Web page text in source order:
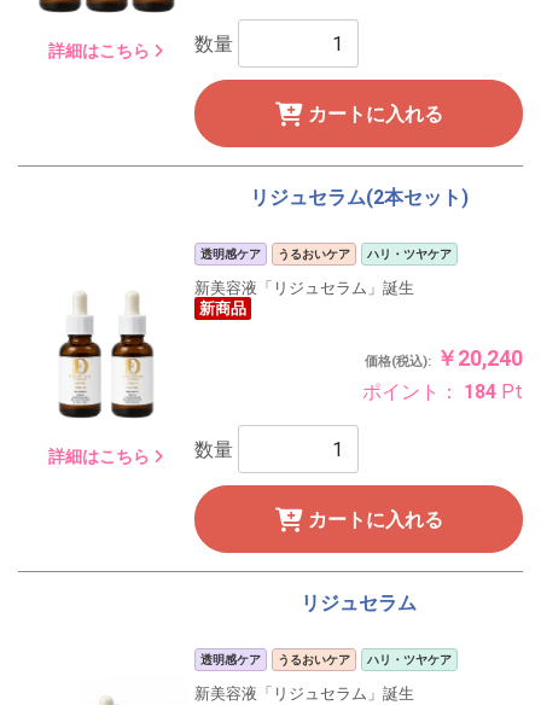
詳細はこちら 数量
カートに入れる
詳細はこちら
リジュセラム(2本セット)
透明感ケア うるおいケア ハリ・ツヤケア
新美容液「リジュセラム」誕生
新商品
価格(税込):￥20,240
ポイント： 184Pt
数量
カートに入れる
リジュセラム
透明感ケア うるおいケア ハリ・ツヤケア
新美容液「リジュセラム」誕生